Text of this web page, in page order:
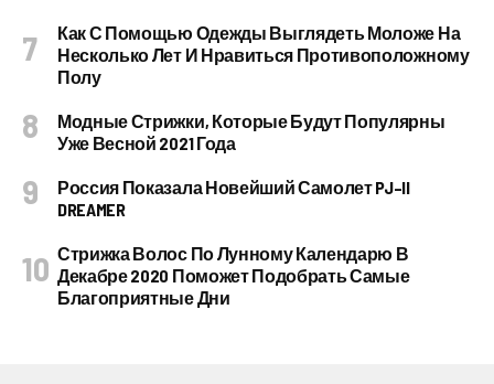
Как С Помощью Одежды Выглядеть Моложе На
Несколько Лет И Нравиться Противоположному
Полу
Модные Стрижки, Которые Будут Популярны
Уже Весной 2021 Года
Россия Показала Новейший Самолет PJ–II
DREAMER
Стрижка Волос По Лунному Календарю В
Декабре 2020 Поможет Подобрать Самые
Благоприятные Дни